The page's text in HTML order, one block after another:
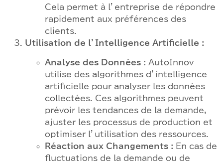
Cela permet à l’entreprise de répondre
rapidement aux préférences des
clients.
Utilisation de l’Intelligence Artificielle :
Analyse des Données : AutoInnov
utilise des algorithmes d’intelligence
artificielle pour analyser les données
collectées. Ces algorithmes peuvent
prévoir les tendances de la demande,
ajuster les processus de production et
optimiser l’utilisation des ressources.
Réaction aux Changements : En cas de
fluctuations de la demande ou de